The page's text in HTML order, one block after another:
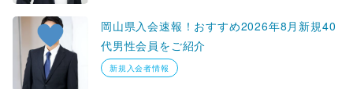
岡山県入会速報！おすすめ2026年8月新規40
代男性会員をご紹介
新規入会者情報